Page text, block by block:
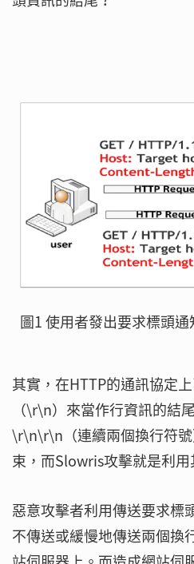
圖1 使用者發出要求標頭通
其實，在HTTP的通訊協定
（\r\n）來當作行資訊的結
\r\n\r\n（連續兩個換行符
束，而Slowris攻擊就是利用
惡意攻擊者利用傳送要求標
不傳送或緩慢地傳送兩個